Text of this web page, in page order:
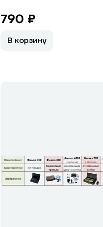
790 ₽
В корзину